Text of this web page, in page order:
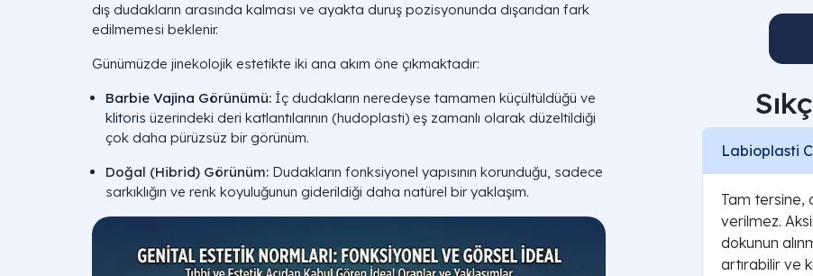
dış dudakların arasında kalması ve ayakta duruş pozisyonunda dışarıdan fark
edilmemesi beklenir.
Günümüzde jinekolojik estetikte iki ana akım öne çıkmaktadır:
Barbie Vajina Görünümü: İç dudakların neredeyse tamamen küçültüldüğü ve
klitoris üzerindeki deri katlantılarının (hudoplasti) eş zamanlı olarak düzeltildiği
çok daha pürüzsüz bir görünüm.
Doğal (Hibrid) Görünüm: Dudakların fonksiyonel yapısının korunduğu, sadece
sarkıklığın ve renk koyuluğunun giderildiği daha natürel bir yaklaşım.
Labioplasti
Tam tersine,
verilmez.
dokunun
artırabilir ve